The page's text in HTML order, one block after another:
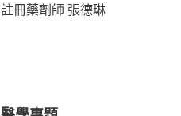
註冊藥劑師 張德琳